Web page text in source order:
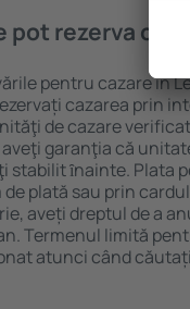
pot rezerva
pentru cazare în
cazarea prin
de cazare
garanţia că
stabilit ȋnainte. Plata
de plată sau prin
aveți dreptul de a
Termenul limită
atunci când